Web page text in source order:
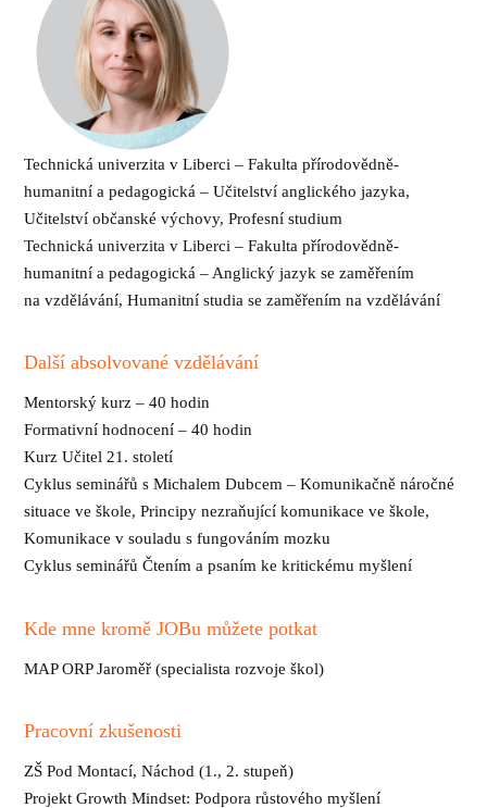
Technická univerzita v Liberci – Fakulta přírodovědně-
humanitní a pedagogická – Učitelství anglického jazyka,
Učitelství občanské výchovy, Profesní studium
Technická univerzita v Liberci – Fakulta přírodovědně-
humanitní a pedagogická – Anglický jazyk se zaměřením
na vzdělávání, Humanitní studia se zaměřením na vzdělávání
Další absolvované vzdělávání
Mentorský kurz – 40 hodin
Formativní hodnocení – 40 hodin
Kurz Učitel 21. století
Cyklus seminářů s Michalem Dubcem – Komunikačně náročné
situace ve škole, Principy nezraňující komunikace ve škole,
Komunikace v souladu s fungováním mozku
Cyklus seminářů Čtením a psaním ke kritickému myšlení
Kde mne kromě JOBu můžete potkat
MAP ORP Jaroměř (specialista rozvoje škol)
Pracovní zkušenosti
ZŠ Pod Montací, Náchod (1., 2. stupeň)
Projekt Growth Mindset: Podpora růstového myšlení